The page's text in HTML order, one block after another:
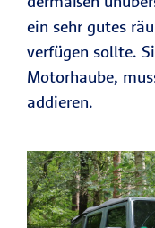
ein sehr gutes
verfügen sollte.
Motorhaube,
addieren.